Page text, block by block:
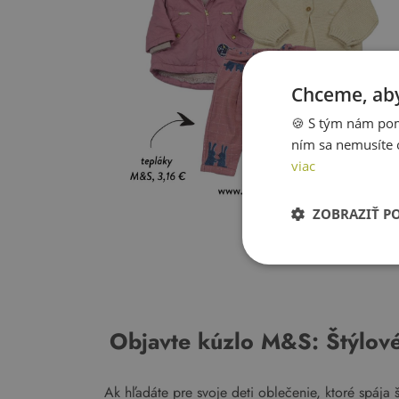
Objavte kúzlo M&S:
Ak hľadáte pre svoje deti oblečenie, ktoré spája
Chceme,
🍪 S tým nám
ním sa nemusíte
viac
ZOBRAZIŤ